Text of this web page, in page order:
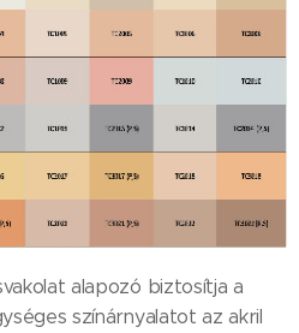
alapozó biztosítja a
színárnyalatot az akril